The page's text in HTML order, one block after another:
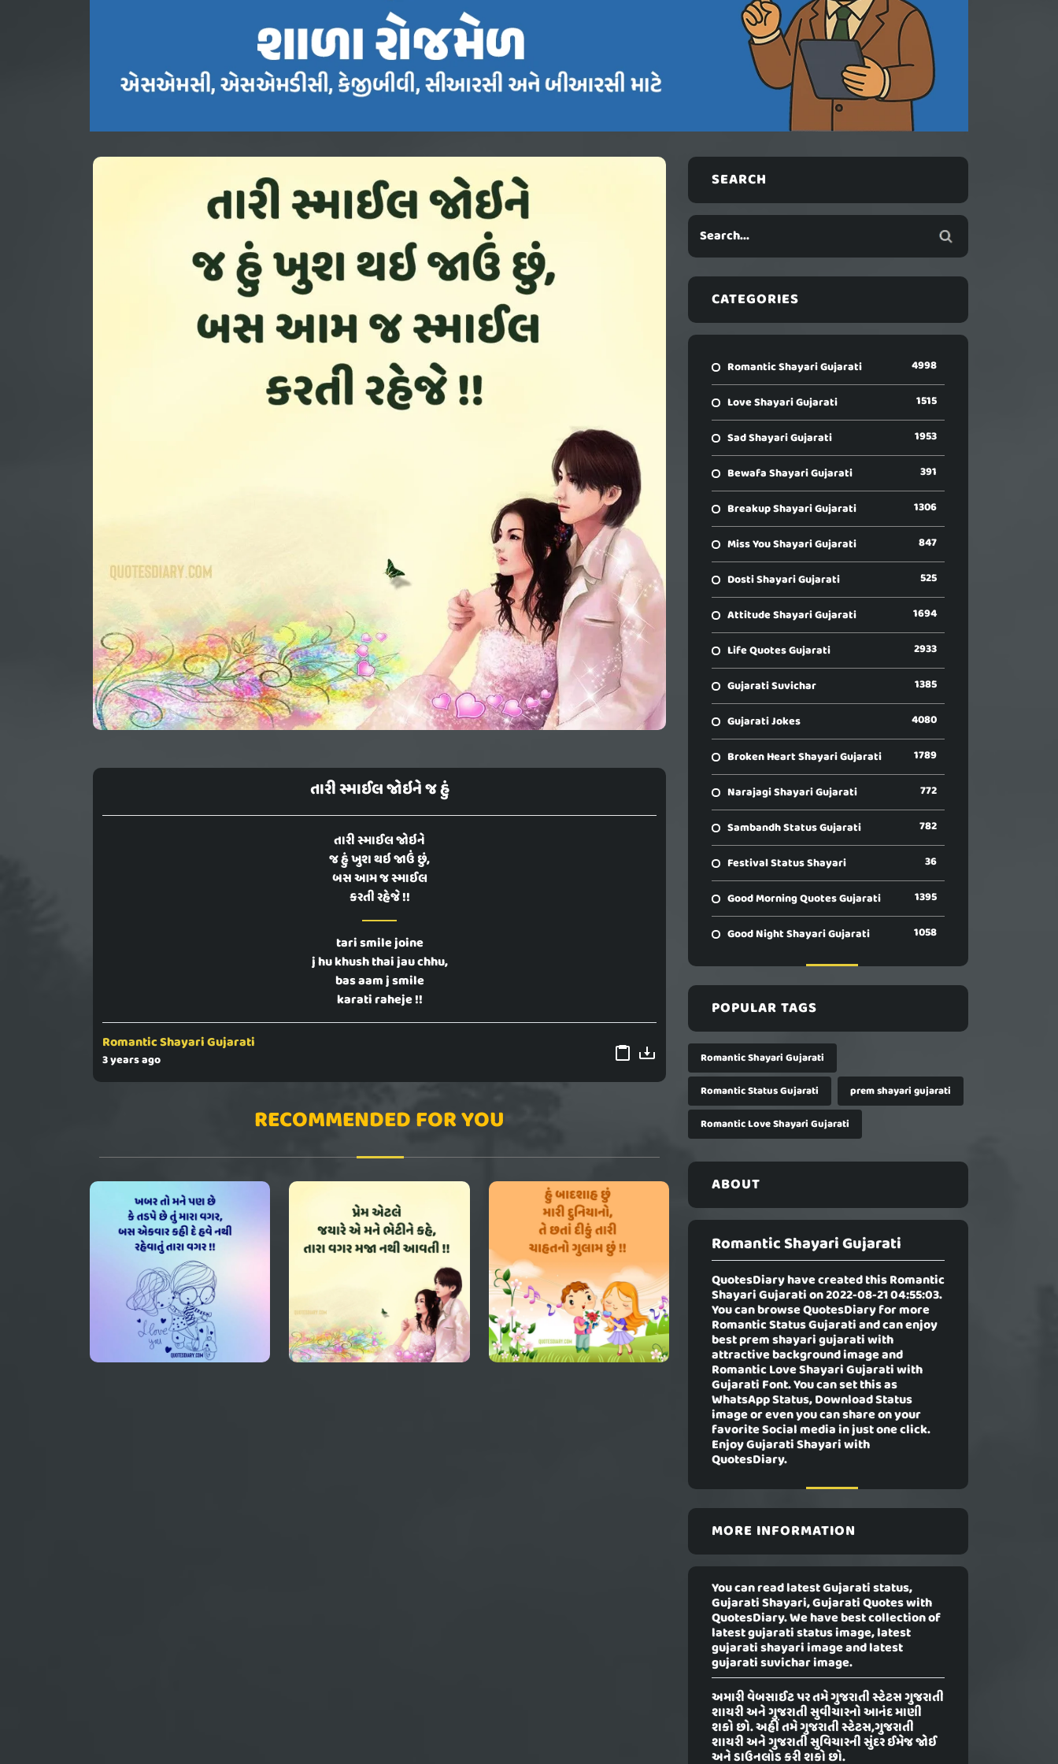
તારી સ્માઈલ જોઇને જ હું
તારી સ્માઈલ જોઇને
જ હું ખુશ થઇ જાઉં છું,
બસ આમ જ સ્માઈલ
કરતી રહેજે !!
tari smile joine
j hu khush thai jau chhu,
bas aam j smile
karati raheje !!
Romantic Shayari Gujarati
3 years ago
RECOMMENDED FOR YOU
SEARCH
CATEGORIES
Romantic Shayari Gujarati 4998
Love Shayari Gujarati 1515
Sad Shayari Gujarati 1953
Bewafa Shayari Gujarati 391
Breakup Shayari Gujarati 1306
Miss You Shayari Gujarati 847
Dosti Shayari Gujarati 525
Attitude Shayari Gujarati 1694
Life Quotes Gujarati 2933
Gujarati Suvichar 1385
Gujarati Jokes 4080
Broken Heart Shayari Gujarati 1789
Narajagi Shayari Gujarati 772
Sambandh Status Gujarati 782
Festival Status Shayari 36
Good Morning Quotes Gujarati 1395
Good Night Shayari Gujarati 1058
POPULAR TAGS
Romantic Shayari Gujarati
Romantic Status Gujarati
prem shayari gujarati
Romantic Love Shayari Gujarati
ABOUT
Romantic Shayari Gujarati
QuotesDiary have created thisRomantic
Shayari Gujaration 2022-08-21 04:55:03.
You can browse QuotesDiary for more
Romantic Status Gujarati and can enjoy
best prem shayari gujarati with
attractive background image and
Romantic Love Shayari Gujarati with
Gujarati Font. You can set this as
WhatsApp Status, Download Status
image or even you can share on your
favorite Social media in just one click.
Enjoy Gujarati Shayari with
QuotesDiary.
MORE INFORMATION
You can read latest Gujarati status,
Gujarati Shayari, Gujarati Quotes with
QuotesDiary. We have best collection of
latest gujarati status image, latest
gujarati shayari image and latest
gujarati suvichar image.
અમારી વેબસાઈટ પર તમે ગુજરાતી સ્ટેટસ ગુજરાતી
શાયરી અને ગુજરાતી સુવીચારનો આનંદ માણી
શકો છો. અહીં તમે ગુજરાતી સ્ટેટસ,ગુજરાતી
શાયરી અને ગુજરાતી સુવિચારની સુંદર ઈમેજ જોઈ
અને ડાઉનલોડ કરી શકો છો.